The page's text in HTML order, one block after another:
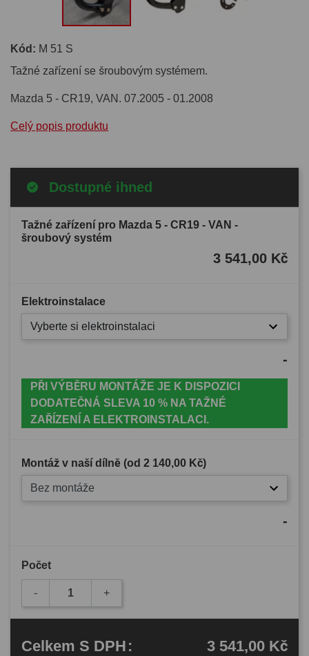
Kód: M 51 S
Tažné zařízení se šroubovým systémem.
Mazda 5 - CR19, VAN. 07.2005 - 01.2008
Celý popis produktu
Dostupné ihned
Tažné zařízení pro Mazda 5 - CR19 - VAN -
šroubový systém
3 541,00 Kč
Elektroinstalace
Vyberte si elektroinstalaci
-
PŘI VÝBĚRU MONTÁŽE JE K DISPOZICI
DODATEČNÁ SLEVA 10 % NA TAŽNÉ
ZAŘÍZENÍ A ELEKTROINSTALACI.
Montáž v naší dílně (od 2 140,00 Kč)
Bez montáže
-
Počet
- +
Celkem S DPH: 3 541,00 Kč